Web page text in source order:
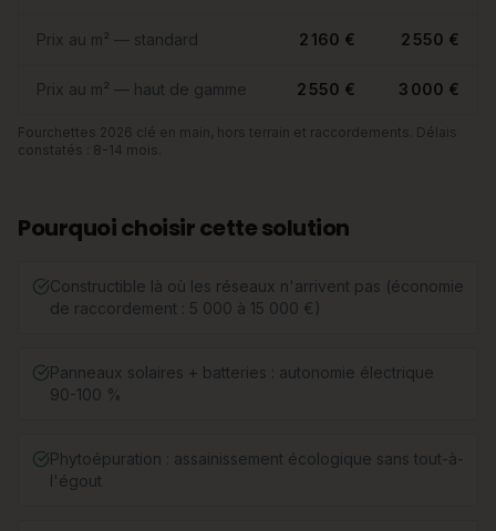
Prix au m² — standard 2 160 € 2 550 €
Prix au m² — haut de gamme 2 550 € 3 000 €
Fourchettes 2026 clé en main, hors terrain et raccordements. Délais
constatés : 8-14 mois.
Pourquoi choisir cette solution
Constructible là où les réseaux n'arrivent pas (économie
de raccordement : 5 000 à 15 000 €)
Panneaux solaires + batteries : autonomie électrique
90-100 %
Phytoépuration : assainissement écologique sans tout-à-
l'égout